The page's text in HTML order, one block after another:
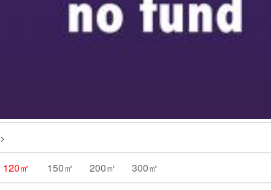
>
120㎡ 150㎡ 200㎡ 300㎡